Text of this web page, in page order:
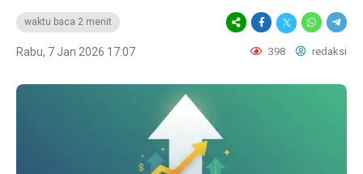
waktu baca 2 menit
Rabu, 7 Jan 2026 17:07 398 redaksi